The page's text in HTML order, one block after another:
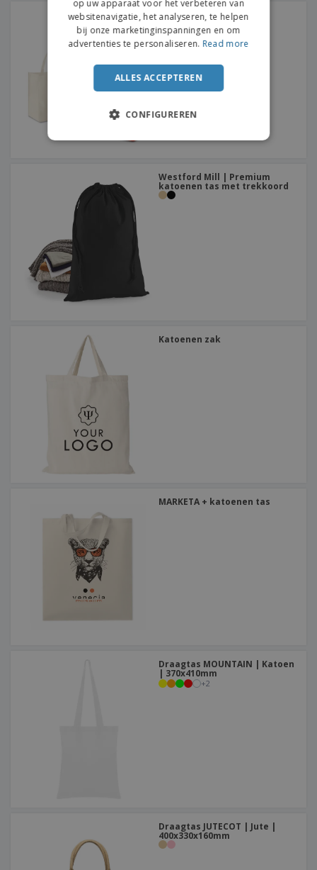
SHOPPER-tas
Westford Mill | Premium
katoenen tas met trekkoord
Katoenen zak
MARKETA + katoenen tas
Draagtas MOUNTAIN | Katoen
| 370x410mm
+2
Draagtas JUTECOT | Jute |
400x330x160mm
op uw apparaat voor het verbeteren van
websitenavigatie, het analyseren, te helpen
bij onze marketinginspanningen en om
advertenties te personaliseren. Read more
ALLES ACCEPTEREN
CONFIGUREREN